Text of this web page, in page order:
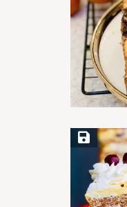
Save Recipe